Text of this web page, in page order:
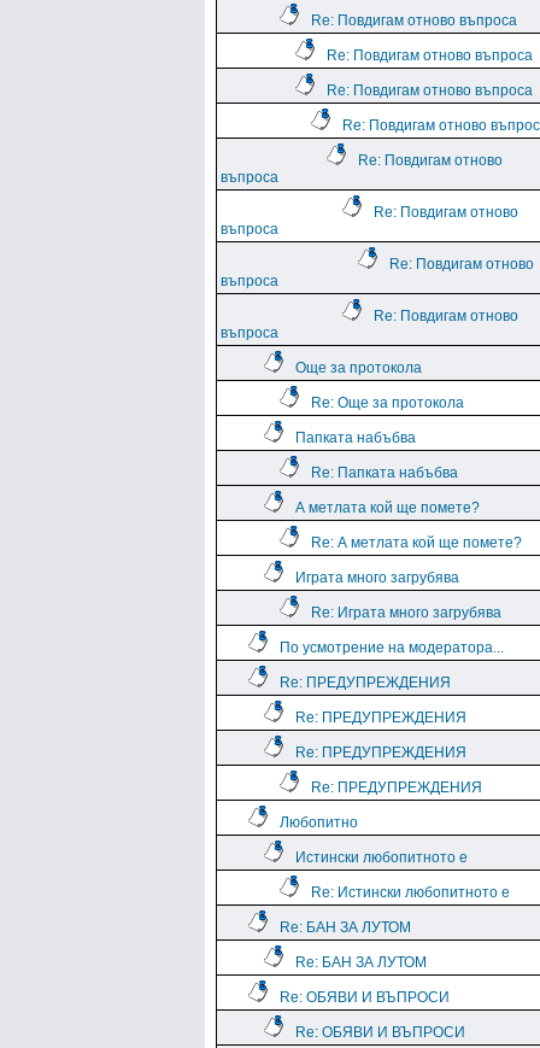
Re: Повдигам отново въпроса
Re: Повдигам отново въпроса
Re: Повдигам отново въпроса
Re: Повдигам отново
Re: Повдигам отново
въпроса
Re: Повдигам отново
въпроса
Re: Повдигам отново
въпроса
Re: Повдигам отново
въпроса
Още за протокола
Re: Още за протокола
Папката набъбва
Re: Папката набъбва
А метлата кой ще помете?
Re: А метлата кой ще помете?
Играта много загрубява
Re: Играта много загрубява
По усмотрение на модератора...
Re: ПРЕДУПРЕЖДЕНИЯ
Re: ПРЕДУПРЕЖДЕНИЯ
Re: ПРЕДУПРЕЖДЕНИЯ
Re: ПРЕДУПРЕЖДЕНИЯ
Любопитно
Истински любопитното е
Re: Истински любопитното е
Re: БАН ЗА ЛУТОМ
Re: БАН ЗА ЛУТОМ
Re: ОБЯВИ И ВЪПРОСИ
Re: ОБЯВИ И ВЪПРОСИ